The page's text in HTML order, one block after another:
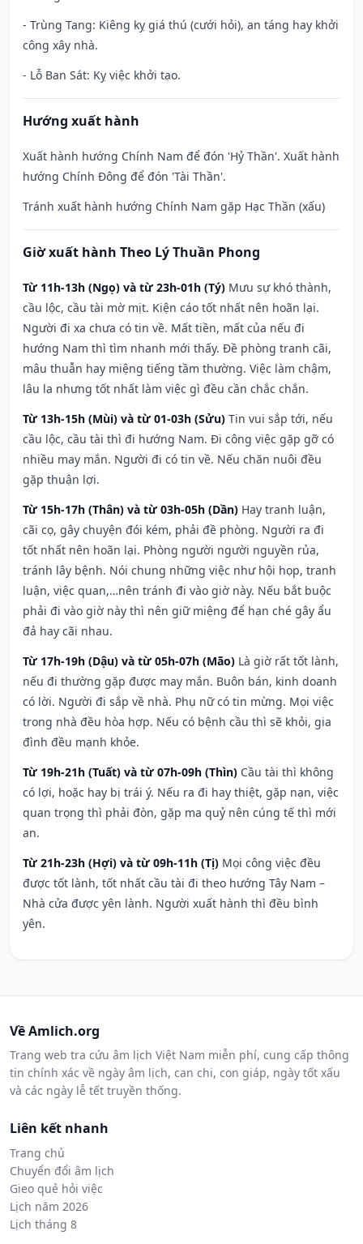
- Trùng Tang: Kiêng kỵ giá thú (cưới hỏi), an táng hay khởi
công xây nhà.
- Lỗ Ban Sát: Kỵ việc khởi tạo.
Hướng xuất hành
Xuất hành hướng Chính Nam để đón 'Hỷ Thần'. Xuất hành
hướng Chính Đông để đón 'Tài Thần'.
Tránh xuất hành hướng Chính Nam gặp Hạc Thần (xấu)
Giờ xuất hành Theo Lý Thuần Phong
Từ 11h-13h (Ngọ) và từ 23h-01h (Tý) Mưu sự khó thành,
cầu lộc, cầu tài mờ mịt. Kiện cáo tốt nhất nên hoãn lại.
Người đi xa chưa có tin về. Mất tiền, mất của nếu đi
hướng Nam thì tìm nhanh mới thấy. Đề phòng tranh cãi,
mâu thuẫn hay miệng tiếng tầm thường. Việc làm chậm,
lâu la nhưng tốt nhất làm việc gì đều cần chắc chắn.
Từ 13h-15h (Mùi) và từ 01-03h (Sửu) Tin vui sắp tới, nếu
cầu lộc, cầu tài thì đi hướng Nam. Đi công việc gặp gỡ có
nhiều may mắn. Người đi có tin về. Nếu chăn nuôi đều
gặp thuận lợi.
Từ 15h-17h (Thân) và từ 03h-05h (Dần) Hay tranh luận,
cãi cọ, gây chuyện đói kém, phải đề phòng. Người ra đi
tốt nhất nên hoãn lại. Phòng người người nguyền rủa,
tránh lây bệnh. Nói chung những việc như hội họp, tranh
luận, việc quan,…nên tránh đi vào giờ này. Nếu bắt buộc
phải đi vào giờ này thì nên giữ miệng để hạn ché gây ẩu
đả hay cãi nhau.
Từ 17h-19h (Dậu) và từ 05h-07h (Mão) Là giờ rất tốt lành,
nếu đi thường gặp được may mắn. Buôn bán, kinh doanh
có lời. Người đi sắp về nhà. Phụ nữ có tin mừng. Mọi việc
trong nhà đều hòa hợp. Nếu có bệnh cầu thì sẽ khỏi, gia
đình đều mạnh khỏe.
Từ 19h-21h (Tuất) và từ 07h-09h (Thìn) Cầu tài thì không
có lợi, hoặc hay bị trái ý. Nếu ra đi hay thiệt, gặp nạn, việc
quan trọng thì phải đòn, gặp ma quỷ nên cúng tế thì mới
an.
Từ 21h-23h (Hợi) và từ 09h-11h (Tị) Mọi công việc đều
được tốt lành, tốt nhất cầu tài đi theo hướng Tây Nam –
Nhà cửa được yên lành. Người xuất hành thì đều bình
yên.
Về Amlich.org
Trang web tra cứu âm lịch Việt Nam miễn phí, cung cấp thông
tin chính xác về ngày âm lịch, can chi, con giáp, ngày tốt xấu
và các ngày lễ tết truyền thống.
Liên kết nhanh
Trang chủ
Chuyển đổi âm lịch
Gieo quẻ hỏi việc
Lịch năm 2026
Lịch tháng 8